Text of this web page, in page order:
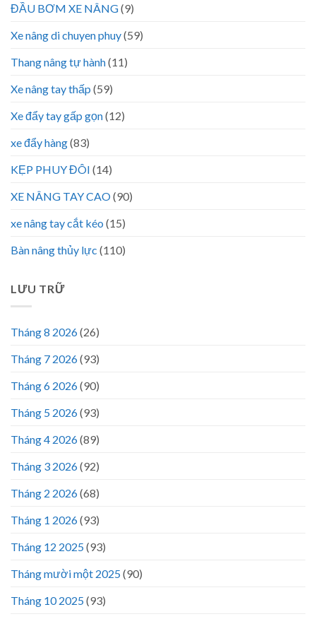
ĐẦU BƠM XE NÂNG(9)
Xe nâng di chuyen phuy(59)
Thang nâng tự hành(11)
Xe nâng tay thấp (59)
Xe đẩy tay gấp gọn(12)
xe đẩy hàng(83)
KẸP PHUY ĐÔI (14)
XE NÂNG TAY CAO(90)
xe nâng tay cắt kéo (15)
Bàn nâng thủy lực (110)
LƯU TRỮ
Tháng 8 2026(26)
Tháng 7 2026(93)
Tháng 6 2026(90)
Tháng 5 2026(93)
Tháng 4 2026(89)
Tháng 3 2026(92)
Tháng 2 2026(68)
Tháng 1 2026(93)
Tháng 12 2025(93)
Tháng mười một 2025(90)
Tháng 10 2025(93)